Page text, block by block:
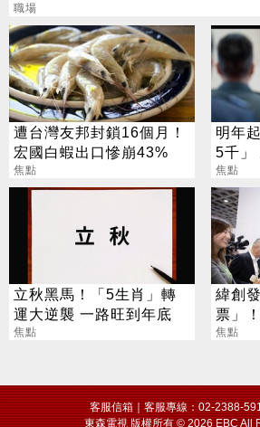
職場
遭台灣友邦封鎖16個月！
宏國白蝦出口慘崩43%
焦點
明年
5千」
不生待
焦點
立秋黑馬！「5生肖」轉
運大逆襲 一路旺到年底
焦點
緯創
票」
焦點
客服信箱｜客服專線：02-2388-
東森電視 版權所有 © 2026 EBC All